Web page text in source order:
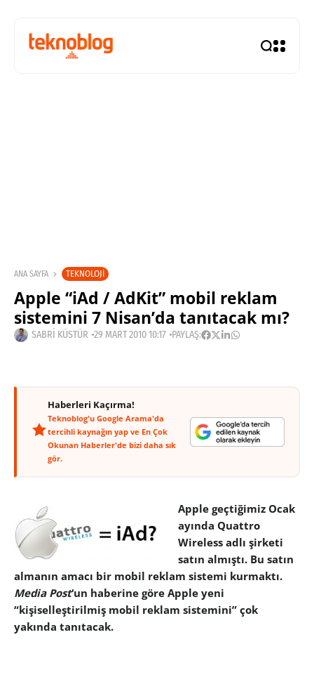
ANA SAYFA TEKNOLOJI
Apple “iAd / AdKit” mobil reklam
sistemini 7 Nisan’da tanıtacak mı?
SABRI KÜSTÜR 29 MART 2010 10:17 PAYLAŞ:
Haberleri Kaçırma!
Teknoblog'u Google Arama'da
tercihli kaynağın yap ve En Çok
Okunan Haberler'de bizi daha sık
gör.
Apple geçtiğimiz Ocak
ayında Quattro
Wireless adlı şirketi
satın almıştı. Bu satın
almanın amacı bir mobil reklam sistemi kurmaktı.
Media Post‘un haberine göre Apple yeni
“kişiselleştirilmiş mobil reklam sistemini” çok
yakında tanıtacak.